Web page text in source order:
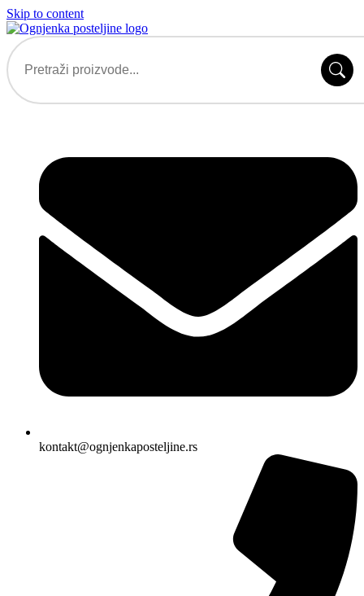
Skip to content
kontakt@ognjenkaposteljine.rs